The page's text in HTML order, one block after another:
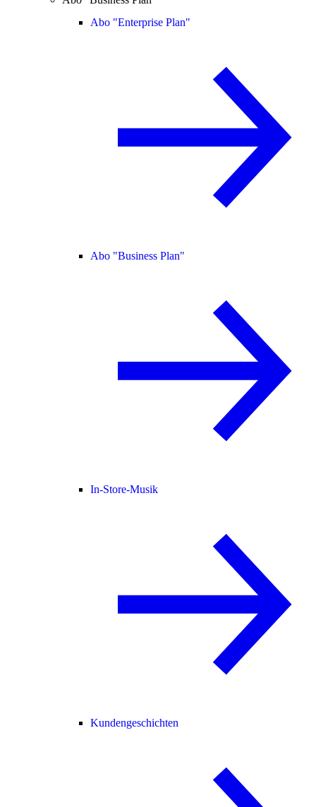
Abo "Enterprise Plan"
Abo "Business Plan"
In-Store-Musik
Kundengeschichten